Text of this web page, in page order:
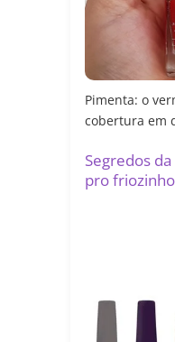
Pimenta: o
cobertura em
Segredos
pro friozinho